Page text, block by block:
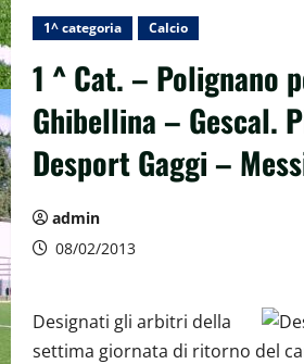
1^ categoria Calcio
1 ^ Cat. – Polignano
Ghibellina – Gescal.
Desport Gaggi –
admin
08/02/2013
Designati gli arbitri della
settima giornata di ritorno del